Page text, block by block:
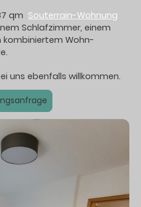
qm Souterrain-Wohnung
Schlafzimmer, einem
kombiniertem Wohn-
uns ebenfalls willkommen.